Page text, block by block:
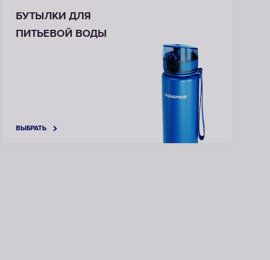
БУТЫЛКИ ДЛЯ
ПИТЬЕВОЙ ВОДЫ
ВЫБРАТЬ